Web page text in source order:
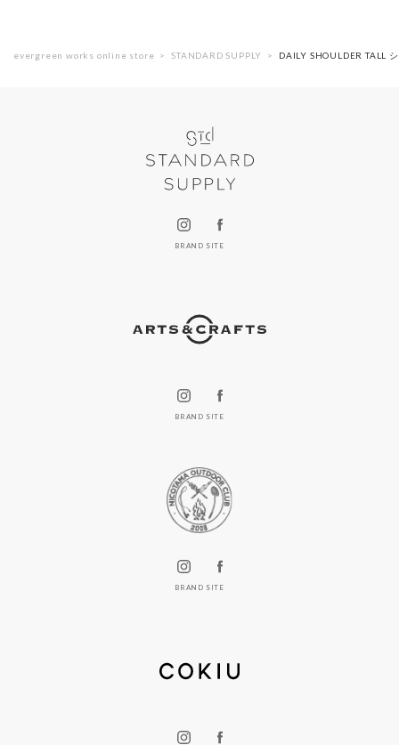
evergreen works online store STANDARD SUPPLY DAILY SHOULDER TALL
BRAND SITE
BRAND SITE
BRAND SITE